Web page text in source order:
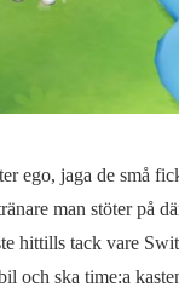
ego, jaga de små
man stöter på
hittills tack vare
och ska time:a